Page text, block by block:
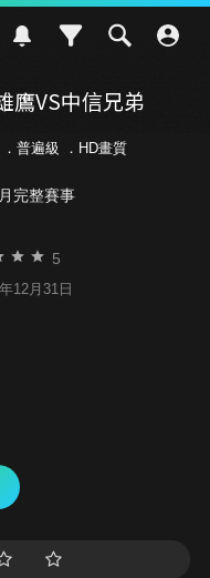
鷹VS中信兄弟
普遍級 ．HD畫質
完整賽事
5
12月31日